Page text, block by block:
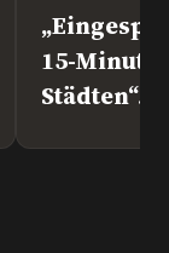
15-
Städten“.